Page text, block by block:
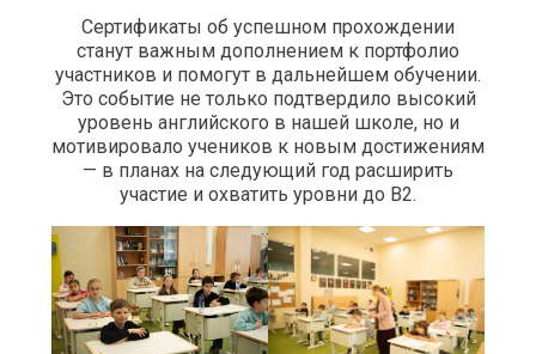
Сертификаты об успешном прохождении
станут важным дополнением к портфолио
участников и помогут в дальнейшем обучении.
Это событие не только подтвердило высокий
уровень английского в нашей школе, но и
мотивировало учеников к новым достижениям
— в планах на следующий год расширить
участие и охватить уровни до B2.